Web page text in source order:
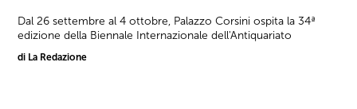
Dal 26 settembre al 4 ottobre, Palazzo Corsini ospita la 34ª
edizione della Biennale Internazionale dell'Antiquariato
di La Redazione